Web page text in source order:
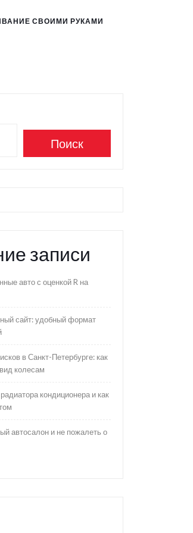
СВОИМИ РУКАМИ
Поиск
записи
авто с оценкой R на
сайт: удобный формат
в Санкт-Петербурге: как
колесам
кондиционера и как
автосалон и не пожалеть о